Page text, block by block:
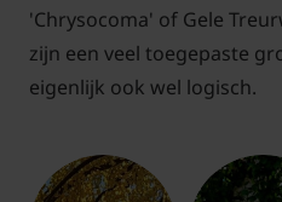
'Chrysocoma' of Gele
zijn een veel toegepaste
eigenlijk ook wel logisch.